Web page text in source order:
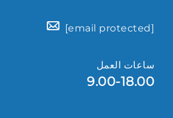
[email protected]
ساعات العمل
9.00-18.00